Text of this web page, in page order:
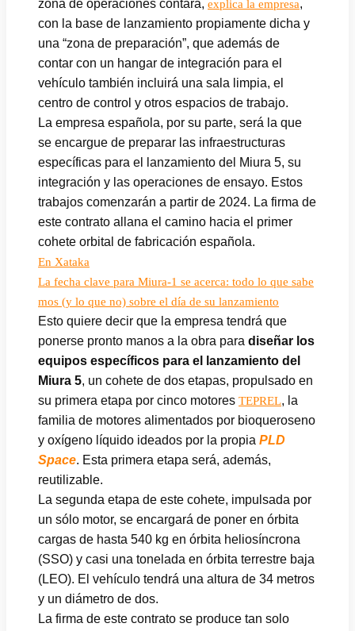
zona de operaciones contará, explica la empresa,
con la base de lanzamiento propiamente dicha y
una “zona de preparación”, que además de
contar con un hangar de integración para el
vehículo también incluirá una sala limpia, el
centro de control y otros espacios de trabajo.
La empresa española, por su parte, será la que
se encargue de preparar las infraestructuras
específicas para el lanzamiento del Miura 5, su
integración y las operaciones de ensayo. Estos
trabajos comenzarán a partir de 2024. La firma de
este contrato allana el camino hacia el primer
cohete orbital de fabricación española.
En Xataka
La fecha clave para Miura-1 se acerca: todo lo que sabe
mos (y lo que no) sobre el día de su lanzamiento
Esto quiere decir que la empresa tendrá que
ponerse pronto manos a la obra para diseñar los
equipos específicos para el lanzamiento del
Miura 5, un cohete de dos etapas, propulsado en
su primera etapa por cinco motores TEPREL, la
familia de motores alimentados por bioqueroseno
y oxígeno líquido ideados por la propia PLD
Space. Esta primera etapa será, además,
reutilizable.
La segunda etapa de este cohete, impulsada por
un sólo motor, se encargará de poner en órbita
cargas de hasta 540 kg en órbita heliosíncrona
(SSO) y casi una tonelada en órbita terrestre baja
(LEO). El vehículo tendrá una altura de 34 metros
y un diámetro de dos.
La firma de este contrato se produce tan solo